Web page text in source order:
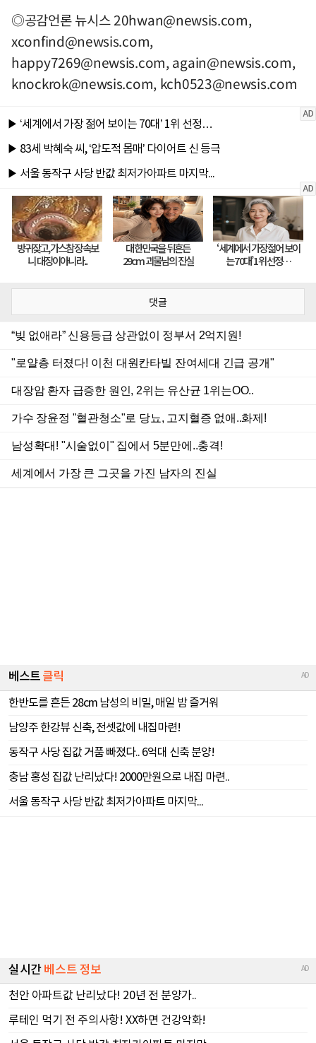
◎공감언론 뉴시스20hwan@newsis.com,
xconfind@newsis.com,
happy7269@newsis.com,again@newsis.com,
knockrok@newsis.com, kch0523@newsis.com
댓글